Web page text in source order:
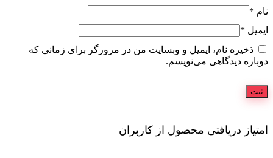
نام *
ایمیل *
ذخیره نام، ایمیل و وبسایت من در مرورگر برای زمانی که
دوباره دیدگاهی می‌نویسم.
امتیاز دریافتی محصول از کاربران